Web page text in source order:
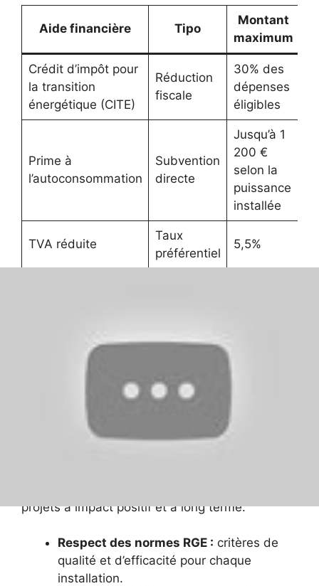
Aide financière Tipo
Montant
maximum
Crédit d’impôt pour
la transition
énergétique (CITE)
Réduction
fiscale
30% des
dépenses
éligibles
Prime à
l’autoconsommation
Subvention
directe
Jusqu’à 1
200 €
selon la
puissance
installée
TVA réduite
Taux
préférentiel
5,5%
certifications
Entreprise labellisée RGE, DG Solar s’assure que
toutes ses installations respectent les
standards environnementaux et techniques les
plus stricts. Cette certification facilite l’accès
projets à impact positif et à long terme.
Respect des normes RGE : critères de
qualité et d’efficacité pour chaque
installation.